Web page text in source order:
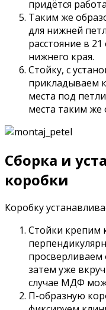
придётся
Таким же
для нижней
расстояние в
нижнего края.
Стойку, с
прикладываем
места под
места таким же
Сборка и
коробки
Коробку
Стойки крепим
просверливаем
затем уже
случае МДФ
П-образную